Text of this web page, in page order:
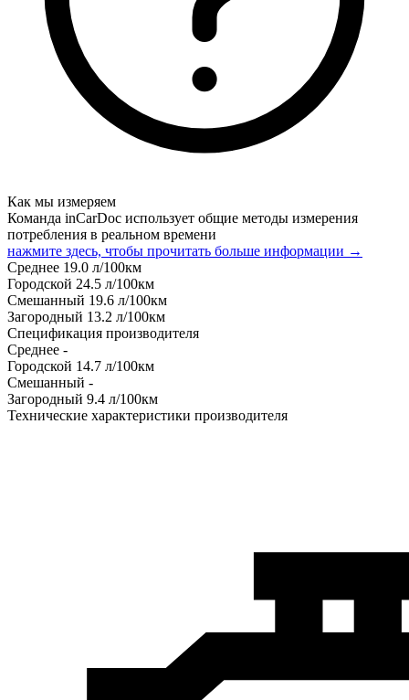
Как мы измеряем
Команда inCarDoc использует общие методы измерения
потребления в реальном времени
нажмите здесь, чтобы прочитать больше информации →
Среднее 19.0 л/100км
Городской 24.5 л/100км
Смешанный 19.6 л/100км
Загородный 13.2 л/100км
Спецификация производителя
Среднее -
Городской 14.7 л/100км
Смешанный -
Загородный 9.4 л/100км
Технические характеристики производителя